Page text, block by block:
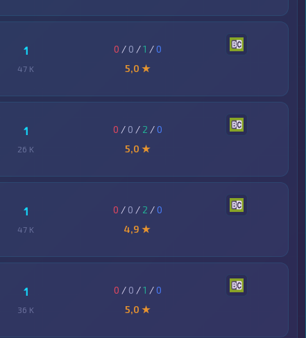
1
47 K
0 / 0 /1 /0
5,0 ★
1
26 K
0 / 0 / 2 /0
5,0 ★
1
47 K
0 / 0 / 2 /0
4,9 ★
1
36 K
0 / 0 /1 /0
5,0 ★